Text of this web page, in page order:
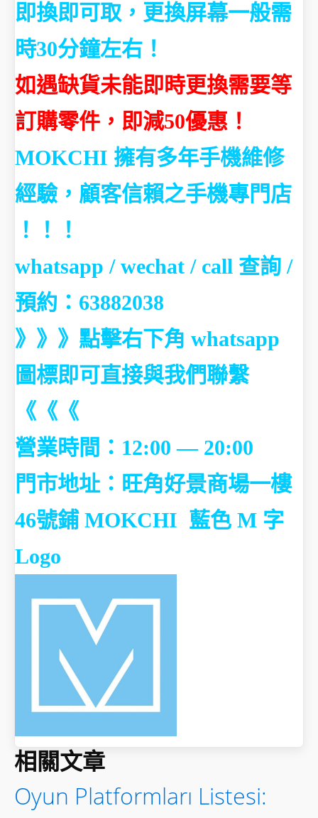
即換即可取，更換屏幕一般需
時30分鐘左右！
如遇缺貨未能即時更換需要等
訂購零件，即減50優惠！
MOKCHI 擁有多年手機維修
經驗，顧客信賴之手機專門店
！！！
whatsapp / wechat / call 查詢 /
預約：63882038
》》》點擊右下角 whatsapp
圖標即可直接與我們聯繫
《《《
營業時間：12:00 — 20:00
門市地址： 旺角好景商場一樓
46號鋪 MOKCHI 藍色 M 字
Logo
相關文章
Oyun Platformları Listesi: